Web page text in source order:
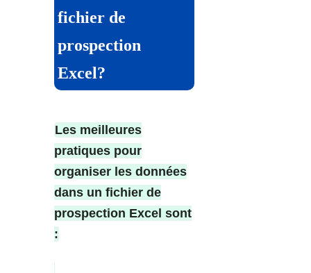
fichier de
prospection
Excel?
Les meilleures
pratiques pour
organiser les données
dans un fichier de
prospection Excel sont
: